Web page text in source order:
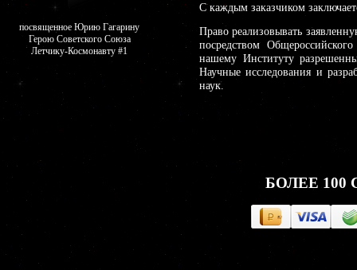
посвященное Юрию Гагарину
Герою Советского Союза
Летчику-Космонавту #1
С каждым заказчиком
Право реализовывать
посредством
нашему Институту
Научные исследования и
наук.
БОЛЕЕ